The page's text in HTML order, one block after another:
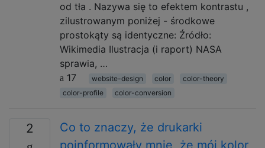
od tła . Nazywa się to efektem kontrastu ,
zilustrowanym poniżej - środkowe
prostokąty są identyczne: Źródło:
Wikimedia Ilustracja (i raport) NASA
sprawia, …
17
website-design color
color-theory
color-profile
color-conversion
2
Co to znaczy, że drukarki
poinformowały mnie, że mój kolor